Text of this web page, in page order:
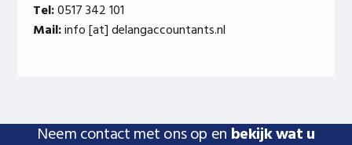
Tel:0517 342 101
Mail:info [at] delangaccountants.nl
Neem contact met ons op en bekijk wat u